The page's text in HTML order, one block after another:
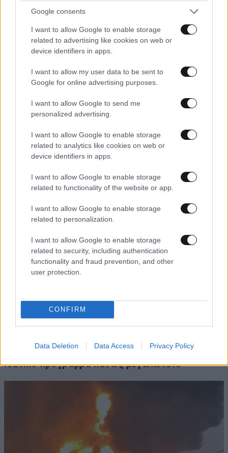
Google consents
I want to allow Google to enable storage
related to advertising like cookies on web or
device identifiers in apps.
I want to allow my user data to be sent to
Google for online advertising purposes.
I want to allow Google to send me
personalized advertising.
I want to allow Google to enable storage
related to analytics like cookies on web or
device identifiers in apps.
I want to allow Google to enable storage
related to functionality of the website or app.
I want to allow Google to enable storage
related to personalization.
I want to allow Google to enable storage
related to security, including authentication
functionality and fraud prevention, and other
user protection.
CONFIRM
Data Deletion Data Access Privacy Policy
LIFESTYLE08·08·2026 19:12
φιλιά με τον Βύρωνα Βασιλειάδη: «Καμία στιγμή
ευτυχίας δεδομένη»
FITNESS09·08·2026 09:30
με δύναμη και αυτονομία – Ένα απλό αλλά
ιδανικό πρόγραμμα καθώς μεγαλώνετε